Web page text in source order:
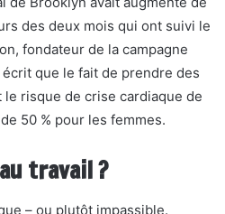
des deux mois qui ont suivi le
fondateur de la campagne
que le fait de prendre des
risque de crise cardiaque de
50 % pour les femmes.
travail ?
– ou plutôt impassible.